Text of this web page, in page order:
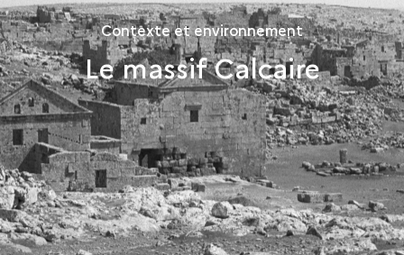
LA
COLLECTION
Contexte et environnement
Le massif Calcaire